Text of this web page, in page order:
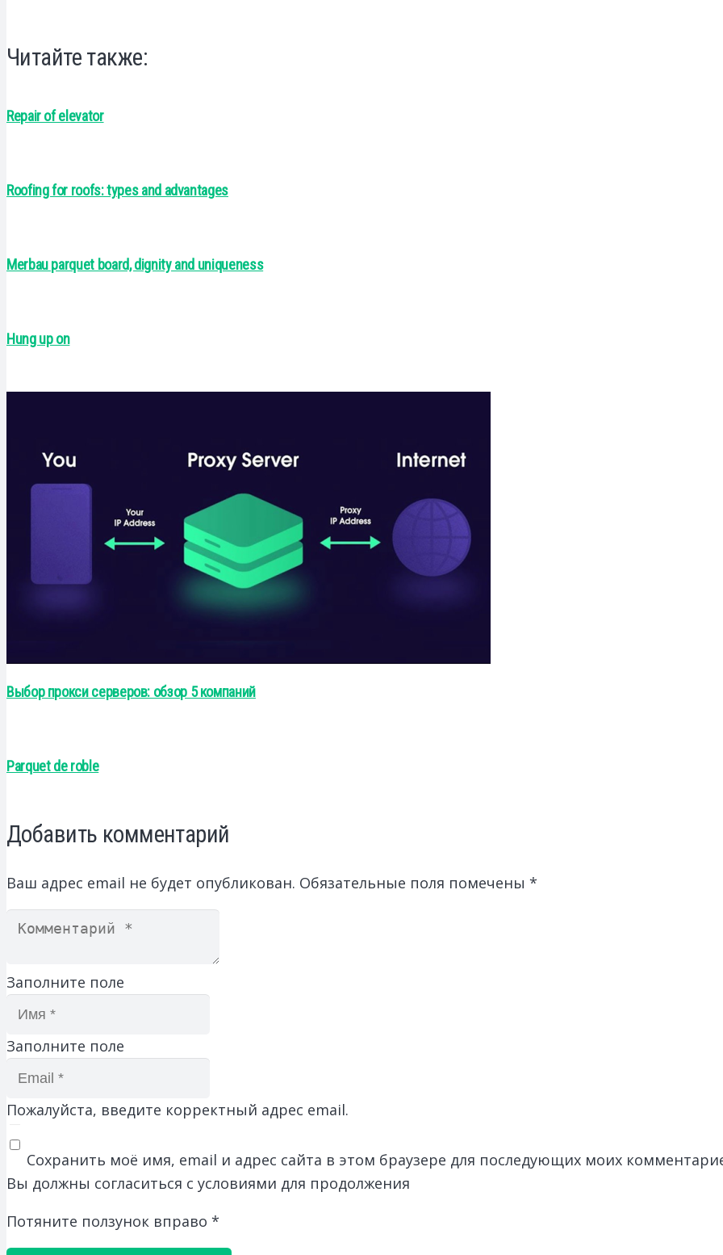
Читайте также:
Repair of elevator
Roofing for roofs: types and advantages
Merbau parquet board, dignity and uniqueness
Hung up on
Выбор прокси серверов: обзор 5 компаний
Parquet de roble
Добавить комментарий
Ваш адрес email не будет опубликован. Обязательные поля помечены *
Заполните поле
Заполните поле
Пожалуйста, введите корректный адрес email.
Сохранить моё имя, email и адрес сайта в этом браузере для последующих моих
Вы должны согласиться с условиями для продолжения
Потяните ползунок вправо *